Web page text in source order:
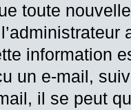
toute
information
un e-mail,
il se peut